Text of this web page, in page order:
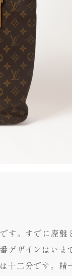
す。すでに廃盤
ザインはいま
十二分です。精